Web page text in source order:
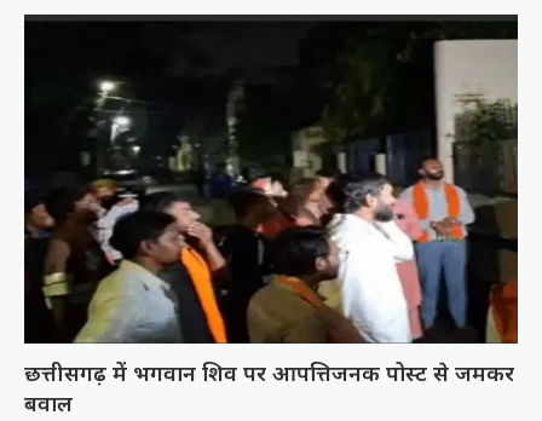
छत्तीसगढ़ में भगवान शिव पर आपत्तिजनक पोस्ट से जमकर
बवाल